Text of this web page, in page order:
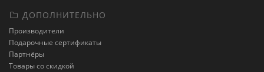
ДОПОЛНИТЕЛЬНО
Производители
Подарочные сертификаты
Партнёры
Товары со скидкой